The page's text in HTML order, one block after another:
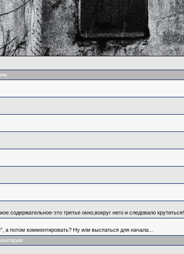
это третье окно,вокруг него и следовало крутиться!
а потом комментировать? Ну или выспаться для начала...